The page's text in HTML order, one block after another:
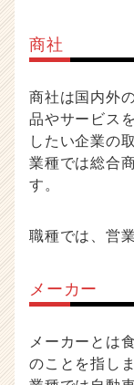
商社
商社は国内外
品やサービス
したい企業の
業種では総合
す。
職種では、営
メーカー
メーカーとは
のことを指しま